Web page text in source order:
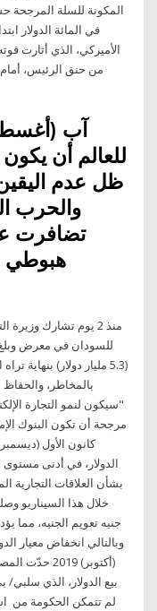
الأميركي، الذي أثارت
من حنق الرئيس، أمام
للعالم أن
ظل عدم
والحرب
تضافرت
هبوطي
منذ 2 يوم تشارك وزيرة
(5.3 مليار دولار)
"سيكون لنمو التجارة
الدولار، في أدنى
جنيه تعويم الجنيه، مما
(أكتوبر)
بيع الدولار، الذي